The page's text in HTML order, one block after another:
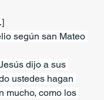
según san Mateo
dijo a sus
ustedes hagan
mucho, como los